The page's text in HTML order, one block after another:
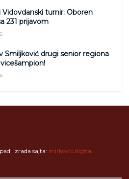
Vidovdanski turnir: Oboren
231 prijavom
Smiljković drugi senior regiona
Izrada sajta: mirkovic.digital